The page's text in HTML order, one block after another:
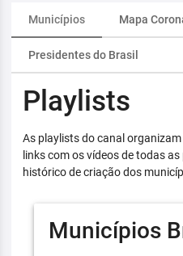
Municípios Mapa
Presidentes do Brasil
Playlists
As playlists do canal
links com os vídeos de todas
histórico de criação dos
Municípios